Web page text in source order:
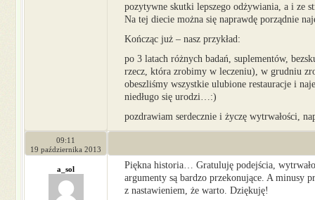
pozytywne skutki lepszego odżywiania, a i ze
Na tej diecie można się naprawdę porządnie
Kończąc już – nasz przykład:
po 3 latach różnych badań, suplementów,
rzecz, która zrobimy w leczeniu), w grudniu
obeszliśmy wszystkie ulubione restauracje i
niedługo się urodzi…:)
pozdrawiam serdecznie i życzę wytrwałości,
09:11
19 października 2013
a_sol
Piękna historia… Gratuluję podejścia,
argumenty są bardzo przekonujące. A minusy
z nastawieniem, że warto. Dziękuję!